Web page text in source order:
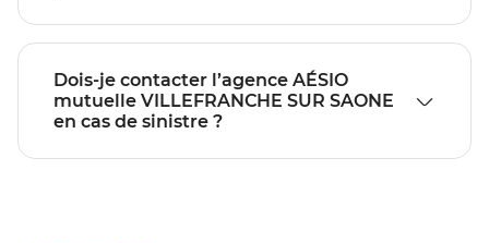
Dois-je contacter l’agence AÉSIO
mutuelle VILLEFRANCHE SUR SAONE
en cas de sinistre ?